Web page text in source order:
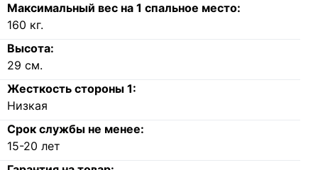
Максимальный вес на 1 спальное место:
160 кг.
Высота:
29 см.
Жесткость стороны 1:
Низкая
Срок службы не менее:
15-20 лет